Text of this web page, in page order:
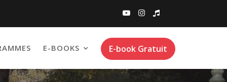
E-book Gratuit
E-BOOKS